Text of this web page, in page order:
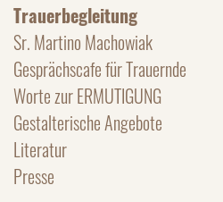
Trauerbegleitung
Sr. Martino Machowiak
Gesprächscafe für Trauernde
Worte zur ERMUTIGUNG
Gestalterische Angebote
Literatur
Presse